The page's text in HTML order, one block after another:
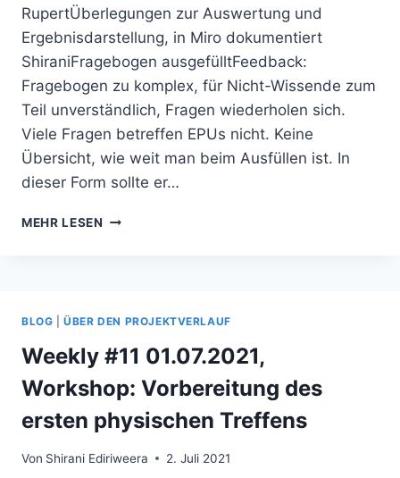
RupertÜberlegungen zur Auswertung und
Ergebnisdarstellung, in Miro dokumentiert
ShiraniFragebogen ausgefülltFeedback:
Fragebogen zu komplex, für Nicht-Wissende zum
Teil unverständlich, Fragen wiederholen sich.
Viele Fragen betreffen EPUs nicht. Keine
Übersicht, wie weit man beim Ausfüllen ist. In
dieser Form sollte er…
MEHR LESEN WEEKLY
AUSWERTUNG
UND
ERGEBNISDARSTELLUNG
BLOG |ÜBER DEN PROJEKTVERLAUF
Weekly #11 01.07.2021,
Workshop: Vorbereitung des
ersten physischen Treffens
Von Shirani Ediriweera 2. Juli 2021